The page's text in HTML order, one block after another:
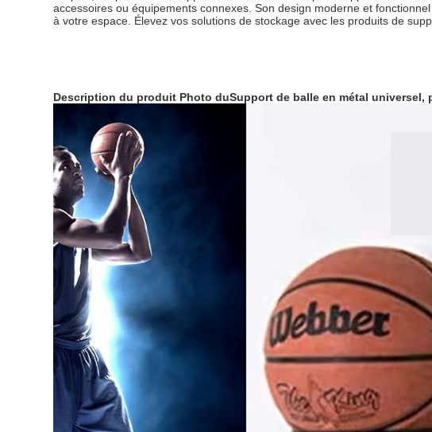
accessoires ou équipements connexes. Son design moderne et
à votre espace. Élevez vos solutions de stockage avec les produits de
Description du produit Photo duSupport de balle en métal